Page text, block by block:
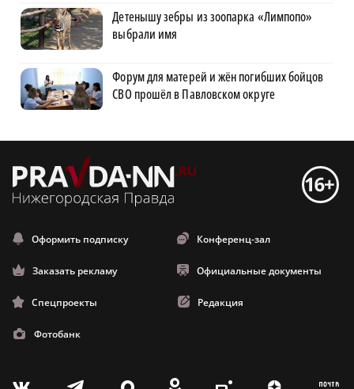
Детенышу зебры из зоопарка «Лимпопо»
выбрали имя
Форум для матерей и жён погибших бойцов
СВО прошёл в Павловском округе
Оформить подписку Конференц-зал
Заказать рекламу Официальные документы
Спецпроекты Редакция
Фотобанк
V